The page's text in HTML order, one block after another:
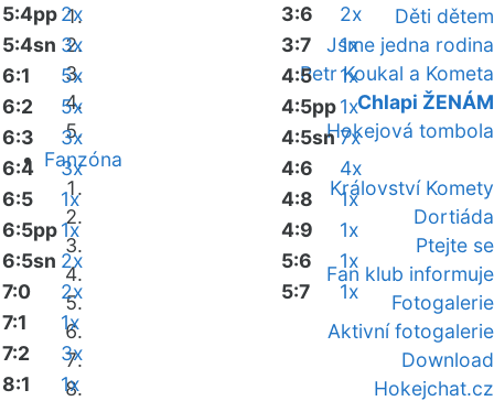
Děti dětem
Jsme jedna rodina
Petr Koukal a Kometa
Chlapi ŽENÁM
Hokejová tombola
Fanzóna
Království Komety
Dortiáda
Ptejte se
Fan klub informuje
Fotogalerie
Aktivní fotogalerie
Download
Hokejchat.cz
5:4pp2x
5:4sn 3x
6:1
5x
6:2
5x
6:3
3x
6:4
3x
6:5
1x
6:5pp1x
6:5sn 2x
7:0
2x
7:1
1x
7:2
3x
8:1
1x
3:6
2x
3:7
1x
4:5
1x
4:5pp1x
4:5sn7x
4:6
4x
4:8
1x
4:9
1x
5:6
1x
5:7
1x